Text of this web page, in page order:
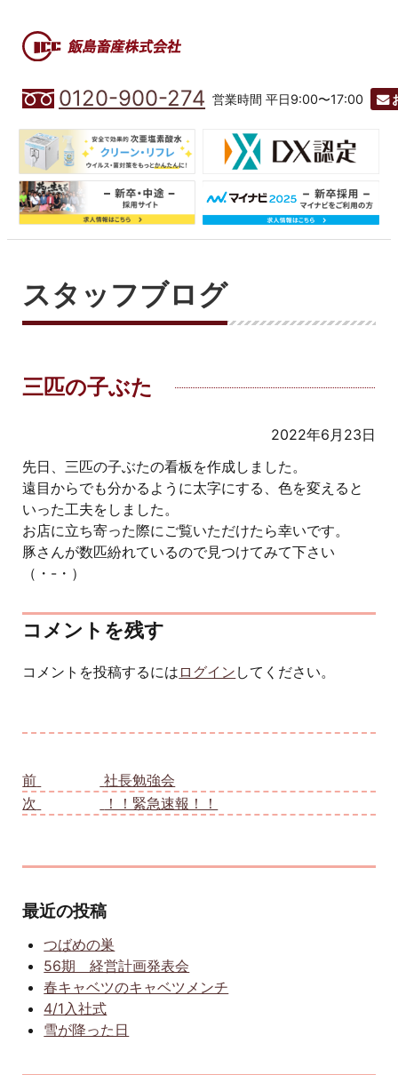
0120-900-274 営業時間 平日9:00〜17:00
スタッフブログ
三匹の子ぶた
2022年6月23日
先日、三匹の子ぶたの看板を作成しました。
遠目からでも分かるように太字にする、色を変えると
いった工夫をしました。
お店に立ち寄った際にご覧いただけたら幸いです。
豚さんが数匹紛れているので見つけてみて下さい
（・-・）
コメントを残す
コメントを投稿するには ログイン してください。
前
社長勉強会
次
！！緊急速報！！
最近の投稿
つばめの巣
56期 経営計画発表会
春キャベツのキャベツメンチ
4/1入社式
雪が降った日